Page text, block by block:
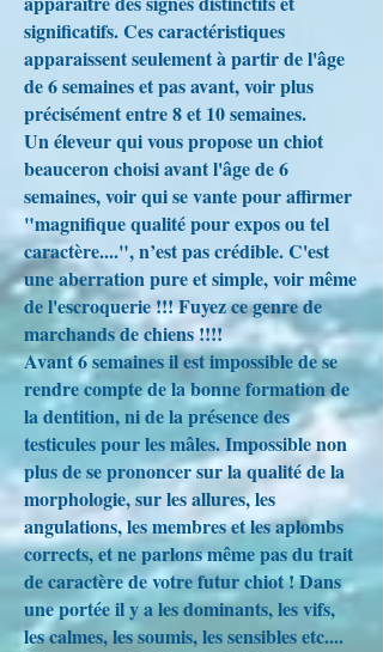
significatifs. Ces caractéristiques
apparaissent seulement à partir de l'âge
de 6 semaines et pas avant, voir plus
précisément entre 8 et 10 semaines.
Un éleveur qui vous propose un chiot
beauceron choisi avant l'âge de 6
semaines, voir qui se vante pour affirmer
"magnifique qualité pour expos ou tel
caractère....", n’est pas crédible. C'est
une aberration pure et simple, voir même
de l'escroquerie !!! Fuyez ce genre de
marchands de chiens !!!!
Avant 6 semaines il est impossible de se
rendre compte de la bonne formation de
la dentition, ni de la présence des
testicules pour les mâles. Impossible non
plus de se prononcer sur la qualité de la
morphologie, sur les allures, les
angulations, les membres et les aplombs
corrects, et ne parlons même pas du trait
de caractère de votre futur chiot ! Dans
une portée il y a les dominants, les vifs,
les calmes, les soumis, les sensibles etc....